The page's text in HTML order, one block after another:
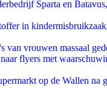
Sparta en
in
van vrouwen massaal
flyers met
op de Wallen na